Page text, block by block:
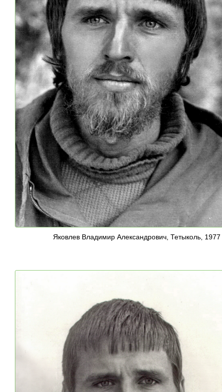
Яковлев Владимир Александрович, Тетыколь, 1977